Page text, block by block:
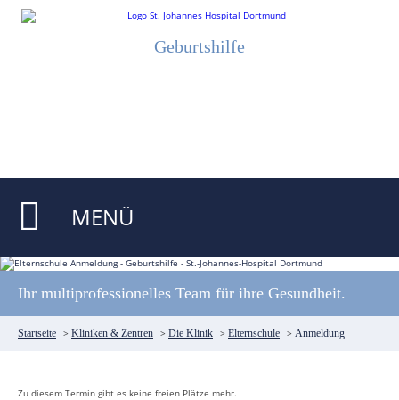
Geburtshilfe
MENÜ
Ihr multiprofessionelles Team für ihre Gesundheit.
Startseite > Kliniken & Zentren > Die Klinik > Elternschule > Anmeldung
Zu diesem Termin gibt es keine freien Plätze mehr.